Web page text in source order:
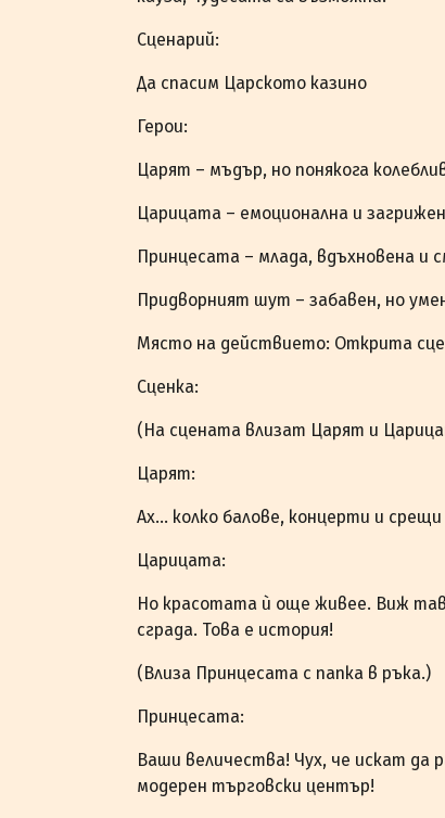
Сценарий:
Да спасим Царското казино
Герои:
Царят – мъдър, но понякога
Царицата – емоционална и
Принцесата – млада, вдъхновена и
Придворният шут – забавен, но
Място на действието: Открита
Сценка:
(На сцената влизат Царят и
Царят:
Ах… колко балове, концерти и
Царицата:
Но красотата ѝ още живее. Виж
сграда. Това е история!
(Влиза Принцесата с папка в ръка.)
Принцесата:
Ваши величества! Чух, че искат
модерен търговски център!